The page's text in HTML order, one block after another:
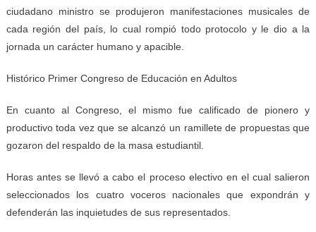
ciudadano ministro se produjeron manifestaciones musicales de
cada región del país, lo cual rompió todo protocolo y le dio a la
jornada un carácter humano y apacible.
Histórico Primer Congreso de Educación en Adultos
En cuanto al Congreso, el mismo fue calificado de pionero y
productivo toda vez que se alcanzó un ramillete de propuestas que
gozaron del respaldo de la masa estudiantil.
Horas antes se llevó a cabo el proceso electivo en el cual salieron
seleccionados los cuatro voceros nacionales que expondrán y
defenderán las inquietudes de sus representados.